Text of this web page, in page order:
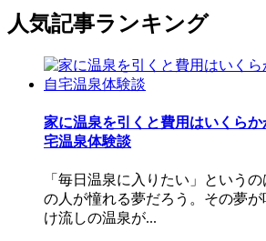
人気記事ランキング
家に温泉を引くと費用はいくら
宅温泉体験談
「毎日温泉に入りたい」という
の人が憧れる夢だろう。その夢
け流しの温泉が...